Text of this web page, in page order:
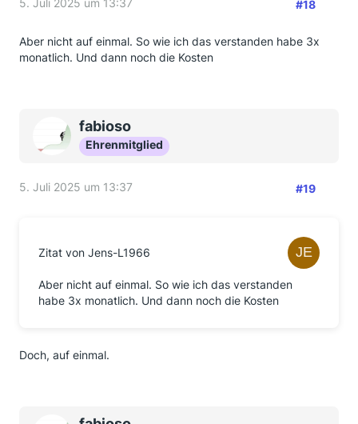
5. Juli 2025 um 13:37 #18
Aber nicht auf einmal. So wie ich das verstanden habe 3x
monatlich. Und dann noch die Kosten
fabioso
Ehrenmitglied
5. Juli 2025 um 13:37 #19
Zitat von Jens-L1966
Aber nicht auf einmal. So wie ich das verstanden
habe 3x monatlich. Und dann noch die Kosten
Doch, auf einmal.